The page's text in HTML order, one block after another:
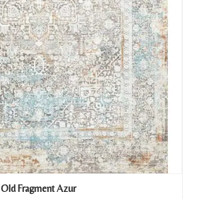
Old Fragment Azur